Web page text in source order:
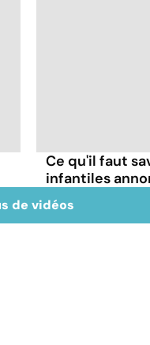
Ce qu'il faut
infantiles
de vidéos